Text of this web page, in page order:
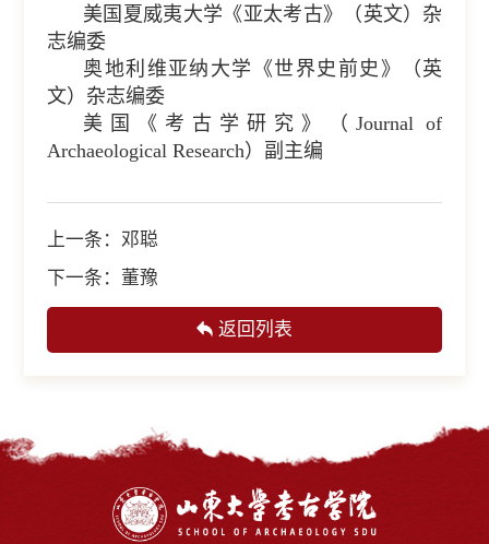
美国夏威夷大学《亚太考古》（英文）杂
志编委
奥地利维亚纳大学《世界史前史》（英
文）杂志编委
美国《考古学研究》（Journal of
Archaeological Research）副主编
上一条： ​邓聪
下一条： 董豫
返回列表